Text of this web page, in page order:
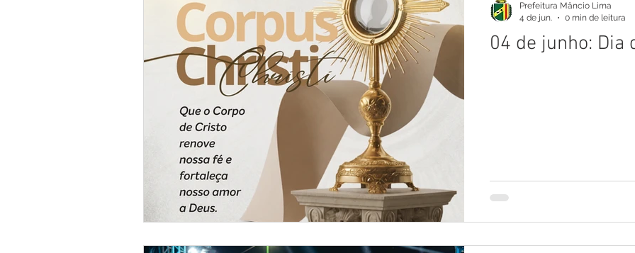
04 de junho: Dia
Prefeitura Mâncio Lima
4 de jun.
0 min de leitura